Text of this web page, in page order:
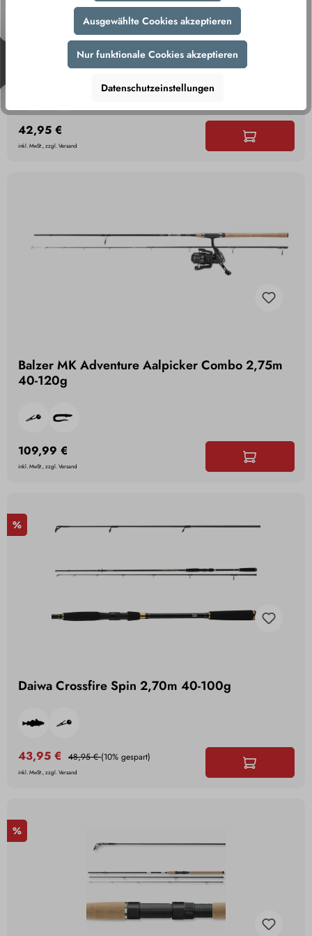
Cormoran Black Master Power Spin 2,40m 50-
42,95 €
inkl. MwSt., zzgl. Versand
Balzer MK Adventure Aalpicker Combo 2,75m
40-120g
109,99 €
inkl. MwSt., zzgl. Versand
%
Daiwa Crossfire Spin 2,70m 40-100g
43,95 € 48,95 €(10% gespart)
inkl. MwSt., zzgl. Versand
%
Ausgewählte Cookies akzeptieren
Nur funktionale Cookies akzeptieren
Datenschutzeinstellungen